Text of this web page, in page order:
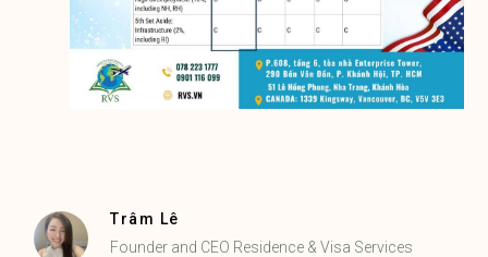
Trâm Lê
Founder and CEO Residence & Visa Services